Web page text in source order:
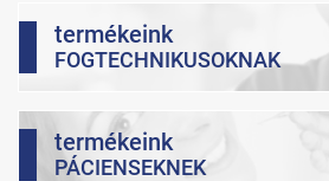
termékeink
FOGTECHNIKUSOKNAK
termékeink
PÁCIENSEKNEK